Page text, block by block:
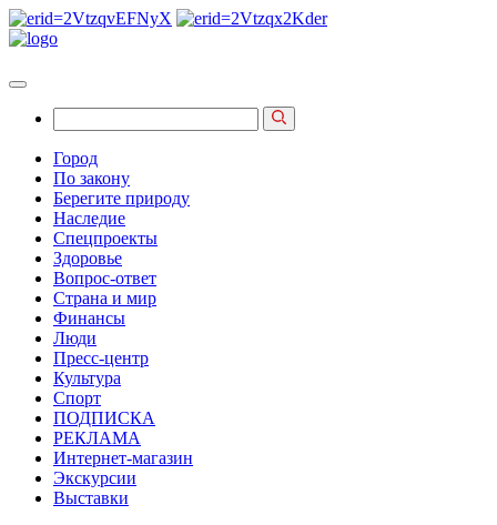
Город
По закону
Берегите природу
Наследие
Спецпроекты
Здоровье
Вопрос-ответ
Страна и мир
Финансы
Люди
Пресс-центр
Культура
Спорт
ПОДПИСКА
РЕКЛАМА
Интернет-магазин
Экскурсии
Выставки